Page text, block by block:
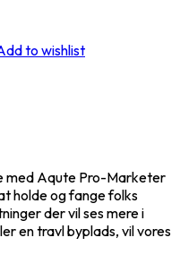
to wishlist
med Aqute Pro-Marketer
holde og fange folks
der vil ses mere i
en travl byplads, vil vores